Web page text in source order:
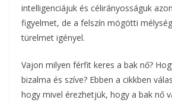
intelligenciájuk és célirányosságuk
figyelmet, de a felszín mögötti
türelmet igényel.
Vajon milyen férfit keres a bak nő?
bizalma és szíve? Ebben a cikkben
hogy mivel érezhetjük, hogy a bak nő